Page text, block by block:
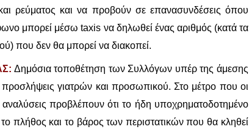
ρεύματος και να προβούν σε επανασυνδέσεις όπου
μπορεί μέσω taxis να δηλωθεί ένας αριθμός (κατά τα
που δεν θα μπορεί να διακοπεί.
Δημόσια τοποθέτηση των Συλλόγων υπέρ της άμεσης
γιατρών και προσωπικού. Στο μέτρο που οι
προβλέπουν ότι το ήδη υποχρηματοδοτημένο
πλήθος και το βάρος των περιστατικών που θα κληθεί